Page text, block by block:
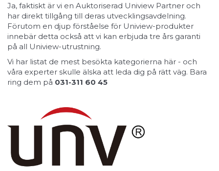
Ja, faktiskt är vi en Auktoriserad Uniview Partner och
har direkt tillgång till deras utvecklingsavdelning.
Förutom en djup förståelse för Uniview-produkter
innebär detta också att vi kan erbjuda tre års garanti
på all Uniview-utrustning.
Vi har listat de mest besökta kategorierna här - och
våra experter skulle älska att leda dig på rätt väg. Bara
ring dem på 031-311 60 45